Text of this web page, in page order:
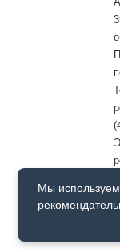
Мы
Первый номер ©
обязательной